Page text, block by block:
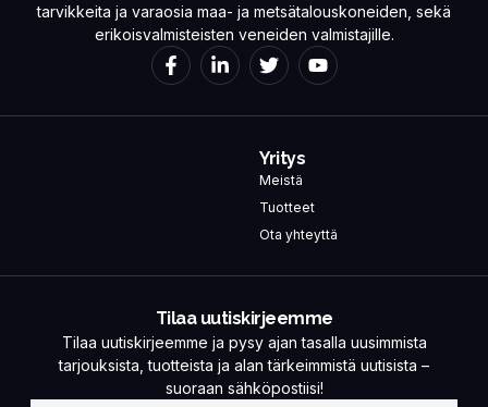
tarvikkeita ja varaosia maa- ja metsätalouskoneiden, sekä
erikoisvalmisteisten veneiden valmistajille.
Yritys
Meistä
Tuotteet
Ota yhteyttä
Tilaa uutiskirjeemme
Tilaa uutiskirjeemme ja pysy ajan tasalla uusimmista
tarjouksista, tuotteista ja alan tärkeimmistä uutisista –
suoraan sähköpostiisi!